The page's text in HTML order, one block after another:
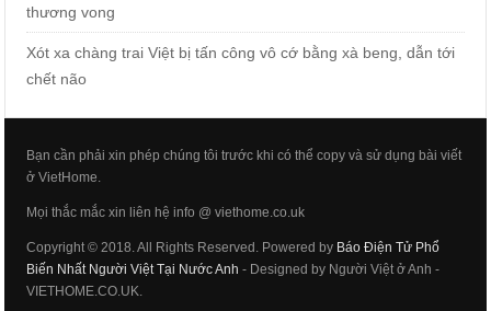
thương vong
Xót xa chàng trai Việt bị tấn công vô cớ bằng xà beng, dẫn tới
chết não
Bạn cần phải xin phép chúng tôi trước khi có thể copy và sử dụng bài viết
ở VietHome.
Mọi thắc mắc xin liên hệ info @ viethome.co.uk
Copyright © 2018. All Rights Reserved. Powered by Báo Điện Tử Phổ
Biến Nhất Người Việt Tại Nước Anh - Designed by Người Việt ở Anh -
VIETHOME.CO.UK.